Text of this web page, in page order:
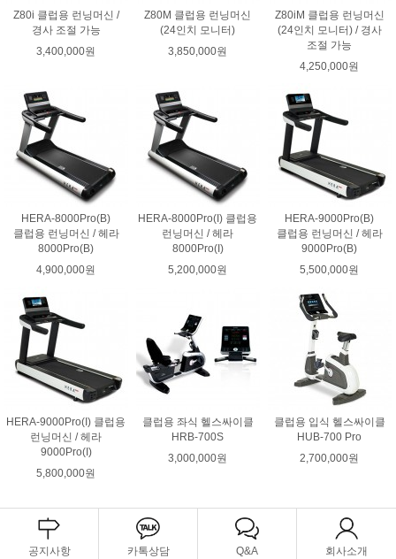
Z80i 클럽용 런닝머신 /
경사 조절 가능
3,400,000원
Z80M 클럽용 런닝머신
(24인치 모니터)
3,850,000원
Z80iM 클럽용 런닝머신
(24인치 모니터) / 경사
조절 가능
4,250,000원
HERA-8000Pro(B)
클럽용 런닝머신 / 헤라
8000Pro(B)
4,900,000원
HERA-8000Pro(I) 클럽용
런닝머신 / 헤라
8000Pro(I)
5,200,000원
HERA-9000Pro(B)
클럽용 런닝머신 / 헤라
9000Pro(B)
5,500,000원
HERA-9000Pro(I) 클럽용
런닝머신 / 헤라
9000Pro(I)
5,800,000원
클럽용 좌식 헬스싸이클
HRB-700S
3,000,000원
클럽용 입식 헬스싸이클
HUB-700 Pro
2,700,000원
공지사항 카톡상담 Q&A 회사소개